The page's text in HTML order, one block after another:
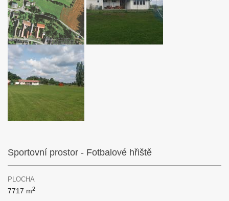
Sportovní prostor - Fotbalové hřiště
PLOCHA
7717 m2